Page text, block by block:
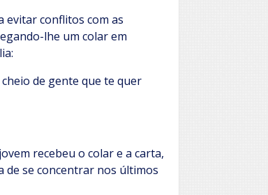
evitar conflitos com as
lhe um colar em
de gente que te quer
recebeu o colar e a carta,
de se concentrar nos últimos